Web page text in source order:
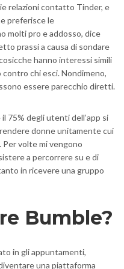
relazioni contatto Tinder, e
preferisce le
molti pro e addosso, dice
prassi a causa di sondare
hanno interessi simili
chi esci. Nondimeno,
essere parecchio diretti.
75% degli utenti dell’app si
donne unitamente cui
volte mi vengono
a percorrere su e di
in ricevere una gruppo
Bumble?
in gli appuntamenti,
una piattaforma